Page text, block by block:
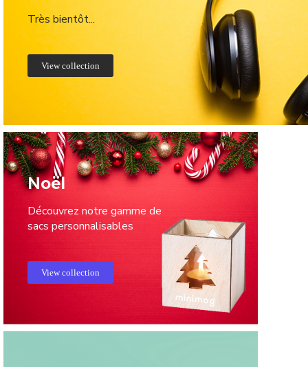
Très bientôt...
View collection
Noël
Découvrez notre gamme de
sacs personnalisables
View collection